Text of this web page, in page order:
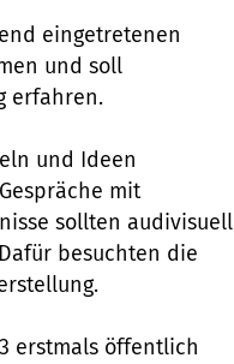
eingetretenen
und soll
erfahren.
und Ideen
mit
sollten audivisuell
besuchten die
erstmals öffentlich